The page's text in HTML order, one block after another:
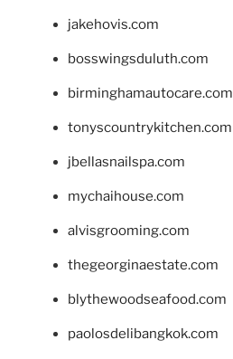
jakehovis.com
bosswingsduluth.com
birminghamautocare.com
tonyscountrykitchen.com
jbellasnailspa.com
mychaihouse.com
alvisgrooming.com
thegeorginaestate.com
blythewoodseafood.com
paolosdelibangkok.com